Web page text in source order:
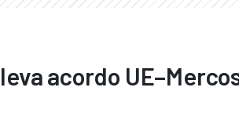
acordo